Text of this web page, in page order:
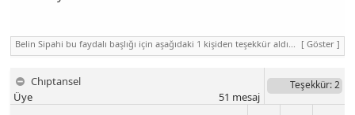
Belin Sipahi bu faydalı başlığı için aşağıdaki 1 kişiden teşekkür aldı... [ Göster ]
Chıptansel
Üye
Teşekkür: 2
51 mesaj